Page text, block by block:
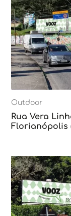
Outdoor
Rua Vera
Florianópolis